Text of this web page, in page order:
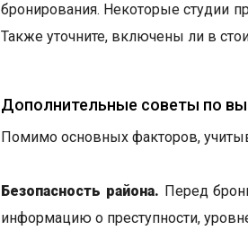
бронирования. Некоторые студии
Также уточните, включены ли в
Дополнительные советы по
Помимо основных факторов,
Безопасность района. Перед
информацию о преступности,